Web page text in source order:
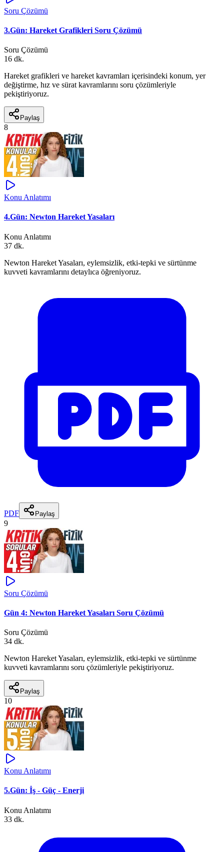
Soru Çözümü
3.Gün: Hareket Grafikleri Soru Çözümü
Soru Çözümü
16 dk.
Hareket grafikleri ve hareket kavramları içerisindeki konum, yer
değiştirme, hız ve sürat kavramlarını soru çözümleriyle
pekiştiriyoruz.
Paylaş
8
Konu Anlatımı
4.Gün: Newton Hareket Yasaları
Konu Anlatımı
37 dk.
Newton Hareket Yasaları, eylemsizlik, etki-tepki ve sürtünme
kuvveti kavramlarını detaylıca öğreniyoruz.
PDF Paylaş
9
Soru Çözümü
Gün 4: Newton Hareket Yasaları Soru Çözümü
Soru Çözümü
34 dk.
Newton Hareket Yasaları, eylemsizlik, etki-tepki ve sürtünme
kuvveti kavramlarını soru çözümleriyle pekiştiriyoruz.
Paylaş
10
Konu Anlatımı
5.Gün: İş - Güç - Enerji
Konu Anlatımı
33 dk.